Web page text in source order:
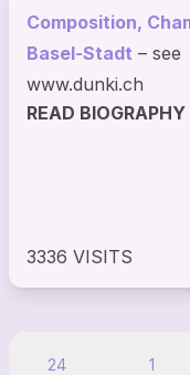
Composition,
Basel-Stadt
www.dunki.ch
READ BIOGRAPHY
3336 VISITS
24 1